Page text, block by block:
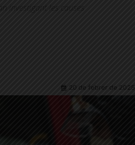
investigant les causes
20 de febrer de 2025